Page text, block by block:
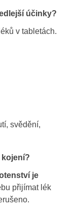
účinky?
v tabletách.
svědění,
kojení?
je
přijímat lék